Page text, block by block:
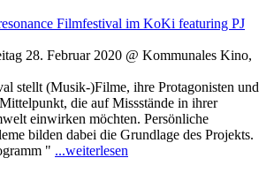
Filmfestival im KoKi featuring PJ
28. Februar 2020 @ Kommunales Kino,
stellt (Musik-)Filme, ihre Protagonisten und
die auf Missstände in ihrer
einwirken möchten. Persönliche
bilden dabei die Grundlage des Projekts.
" ...weiterlesen